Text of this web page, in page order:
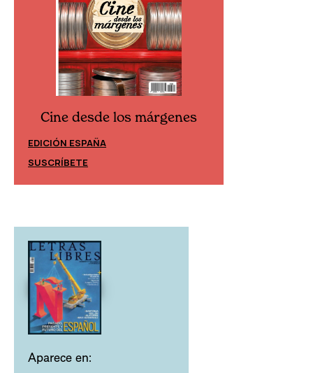
Cine desde los márgenes
EDICIÓN ESPAÑA
SUSCRÍBETE
Aparece en: